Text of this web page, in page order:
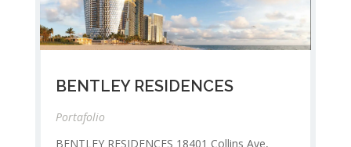
BENTLEY RESIDENCES
Portafolio
BENTLEY RESIDENCES 18401 Collins Ave,